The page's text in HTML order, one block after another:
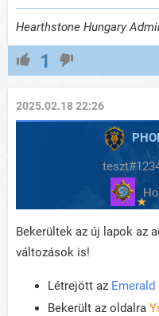
Hearthstone Hungary
1
2025.02.18 22:26
Bekerültek az új lapok az
változások is!
Létrejött az Emerald
Bekerült az oldalra